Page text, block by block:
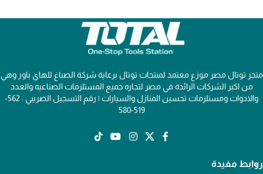
متجر توتال مصر موزع معتمد لمنتجات توتال برعاية شركة الصباغ للهاي باور وهي
من اكبر الشركات الرائدة في مصر لتجاره جميع المستلزمات الصناعيه والعدد
والادوات ومستلزمات تحسين المنازل والسيارات | رقم التسجيل الضريبي : 562-
519-580
روابط مفيدة